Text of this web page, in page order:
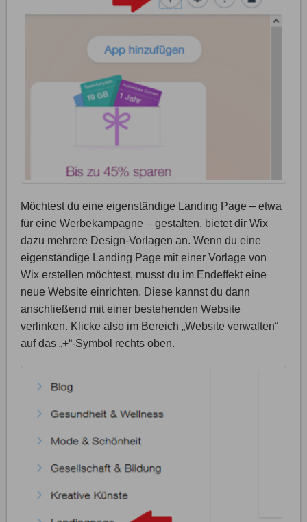
Möchtest du eine eigenständige Landing Page – etwa
für eine Werbekampagne – gestalten, bietet dir Wix
dazu mehrere Design-Vorlagen an. Wenn du eine
eigenständige Landing Page mit einer Vorlage von
Wix erstellen möchtest, musst du im Endeffekt eine
neue Website einrichten. Diese kannst du dann
anschließend mit einer bestehenden Website
verlinken. Klicke also im Bereich „Website verwalten“
auf das „+“-Symbol rechts oben.